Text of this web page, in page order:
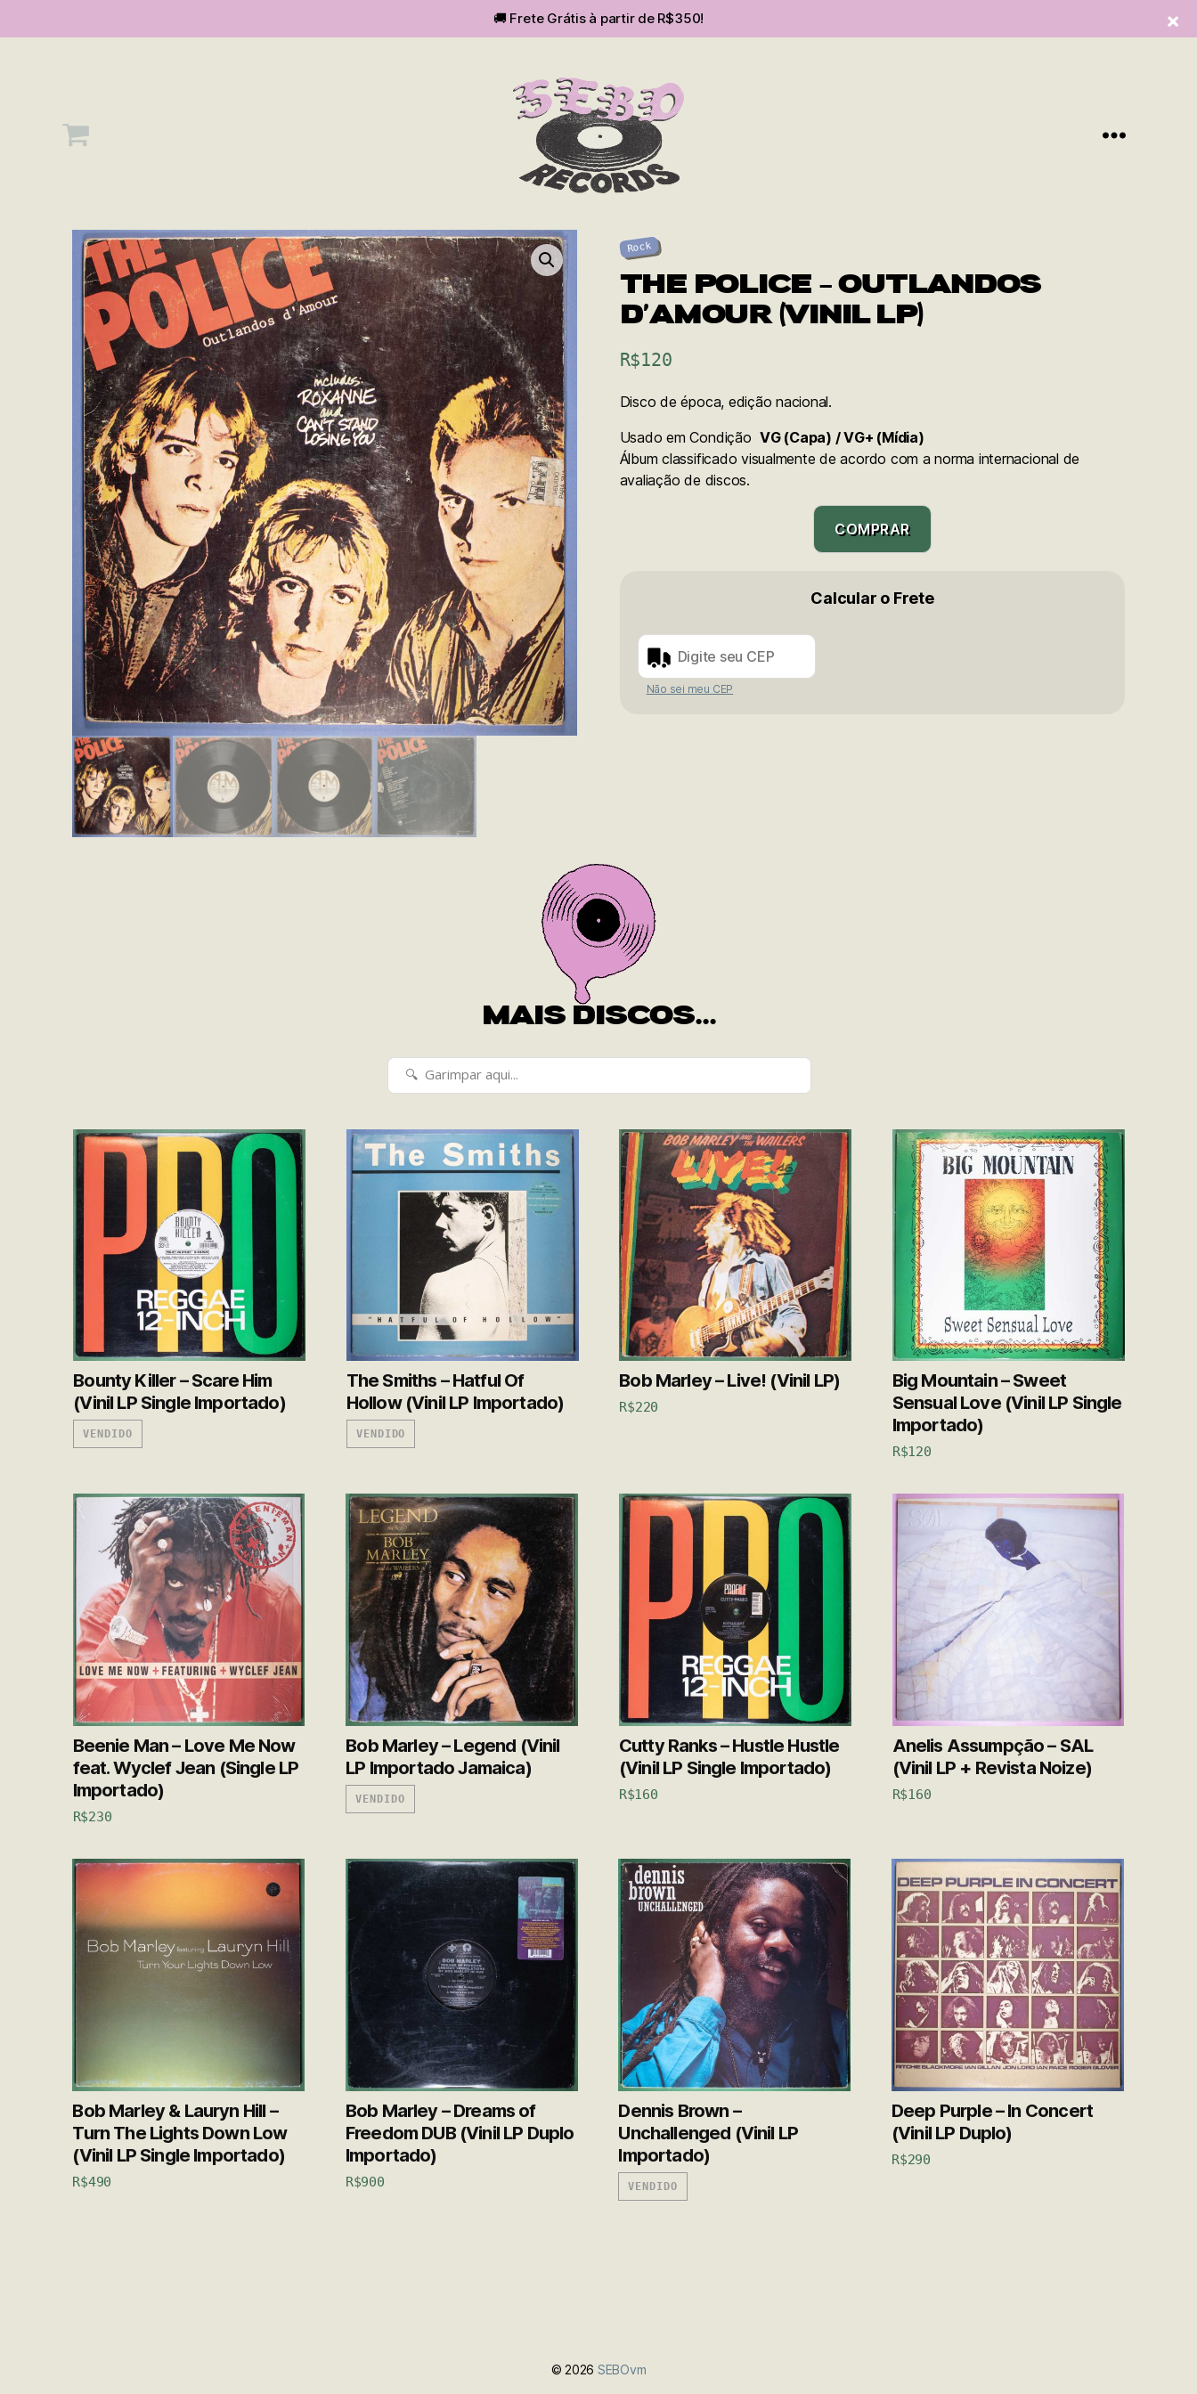
🚚 Frete Grátis à partir de R$350!
Rock
THE POLICE – OUTLANDOS
D’AMOUR (VINIL LP)
R$120
Disco de época, edição nacional.
Usado em CondiçãoVG (Capa) / VG+ (Mídia)
Álbum classificado visualmente de acordo com a norma internacional de
avaliação de discos.
COMPRAR
Calcular o Frete
Não sei meu CEP
MAIS DISCOS...
Bounty Killer – Scare Him
(Vinil LP Single Importado)
VENDIDO
The Smiths – Hatful Of
Hollow (Vinil LP Importado)
VENDIDO
Bob Marley – Live! (Vinil LP)
R$220
Big Mountain – Sweet
Sensual Love (Vinil LP Single
Importado)
R$120
Beenie Man – Love Me Now
feat. Wyclef Jean (Single LP
Importado)
R$230
Bob Marley – Legend (Vinil
LP Importado Jamaica)
VENDIDO
Cutty Ranks – Hustle Hustle
(Vinil LP Single Importado)
R$160
Anelis Assumpção – SAL
(Vinil LP + Revista Noize)
R$160
Bob Marley & Lauryn Hill –
Turn The Lights Down Low
(Vinil LP Single Importado)
R$490
Bob Marley – Dreams of
Freedom DUB (Vinil LP Duplo
Importado)
R$900
Dennis Brown –
Unchallenged (Vinil LP
Importado)
VENDIDO
Deep Purple – In Concert
(Vinil LP Duplo)
R$290
© 2026 SEBOvm